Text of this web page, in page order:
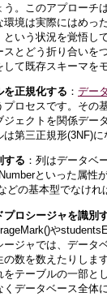
う。このアプローチ
環境は実際にはめっ
という状況を覚悟し
スとどう折り合いを
して既存スキーマを
を正規化する ： デー
プロセスです。その
ジェクトを関係デー
は第三正規形(3NF)に
する ：列はデータベ
といった属性
どの基本型でなけれ
プロシージャを識別
や
ージャでは、データ
の数を数えたりしま
をテーブルの一部と
くデータベース全体